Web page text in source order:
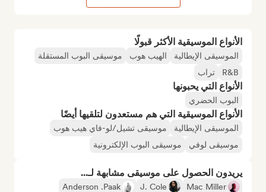
الأنواع الموسيقية الأكثر قبولًا
الموسيقى الإيطالية الهيب هوب
موسيقى البوب المستقلة
R&B
تراب
الأنواع التي يحبونها
البوب الحضري
الأنواع الموسيقية التي هم مستعدون لتلقيها أيضًا
الموسيقى الإيطالية
موسيقى تشيل/لو-فاي هيب هوب
موسيقى لوفي
موسيقى البوب الإلكترونية
يريدون الحصول على موسيقى مشابهة لـ...
Mac Miller
J. Cole
Anderson .Paak